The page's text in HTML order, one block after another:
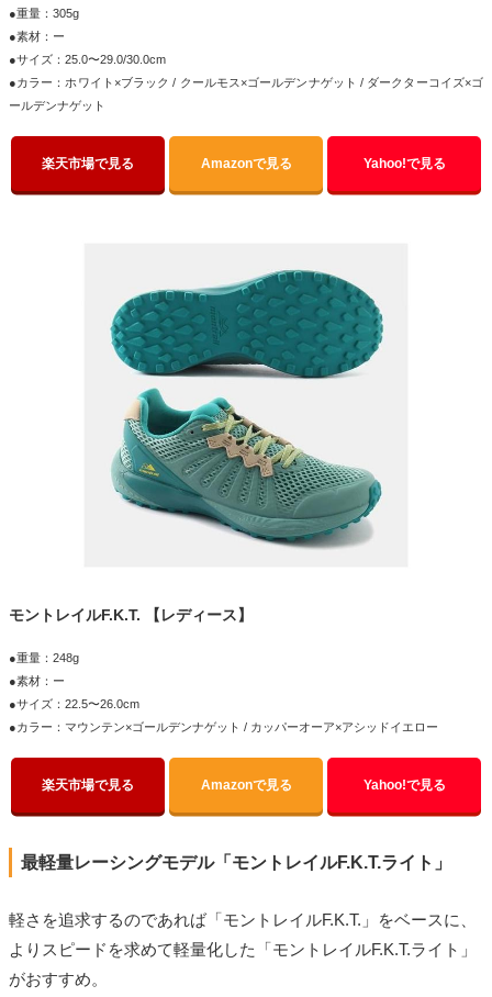
●重量：305g
●素材：ー
●サイズ：25.0〜29.0/30.0cm
●カラー：ホワイト×ブラック / クールモス×ゴールデンナゲット / ダークターコイズ×ゴ
ールデンナゲット
楽天市場で見る Amazonで見る Yahoo!で見る
モントレイルF.K.T. 【レディース】
●重量：248g
●素材：ー
●サイズ：22.5〜26.0cm
●カラー：マウンテン×ゴールデンナゲット / カッパーオーア×アシッドイエロー
楽天市場で見る Amazonで見る Yahoo!で見る
最軽量レーシングモデル「モントレイルF.K.T.ライト」
軽さを追求するのであれば「モントレイルF.K.T.」をベースに、
よりスピードを求めて軽量化した「モントレイルF.K.T.ライト」
がおすすめ。